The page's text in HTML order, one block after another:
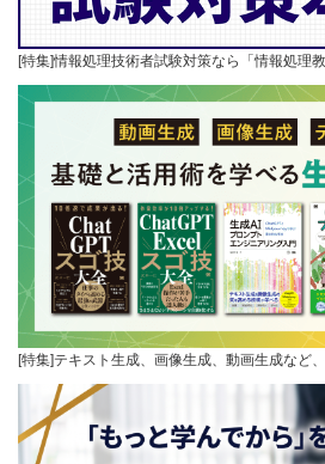
[特集]情報処理技術者試験対策なら「情報処理
[特集]テキスト生成、画像生成、動画生成など